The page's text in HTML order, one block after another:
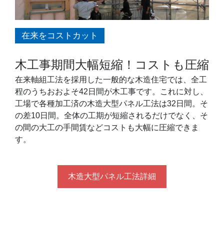
在来をコストカット
木工事期間大幅短縮！コストも圧縮
在来軸組工法を採用した一般的な木造住宅では、全工
程のうちおおよそ42日間が木工事です。これに対し、
工場で各種加工済の木造大型パネル工法は32日間。そ
の差10日間。全体の工期が短縮されるだけでなく、そ
の間の大工の手間賃などコストも大幅に圧縮できま
す。
木造大型パネル工法詳細